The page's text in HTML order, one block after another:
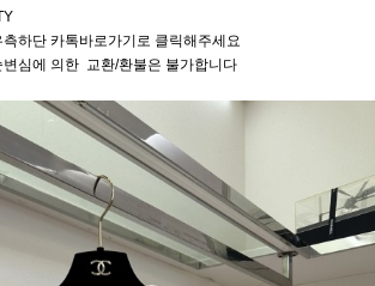
하단 카톡바로가기로 클릭해주세요
심에 의한 교환/환불은 불가합니다